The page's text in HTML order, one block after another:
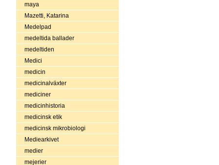
maya
Mazetti, Katarina
Medelpad
medeltida ballader
medeltiden
Medici
medicin
medicinalväxter
mediciner
medicinhistoria
medicinsk etik
medicinsk mikrobiologi
Mediearkivet
medier
mejerier